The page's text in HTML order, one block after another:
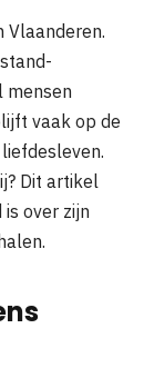
Vlaanderen.
mensen
vaak op de
Dit artikel
over zijn